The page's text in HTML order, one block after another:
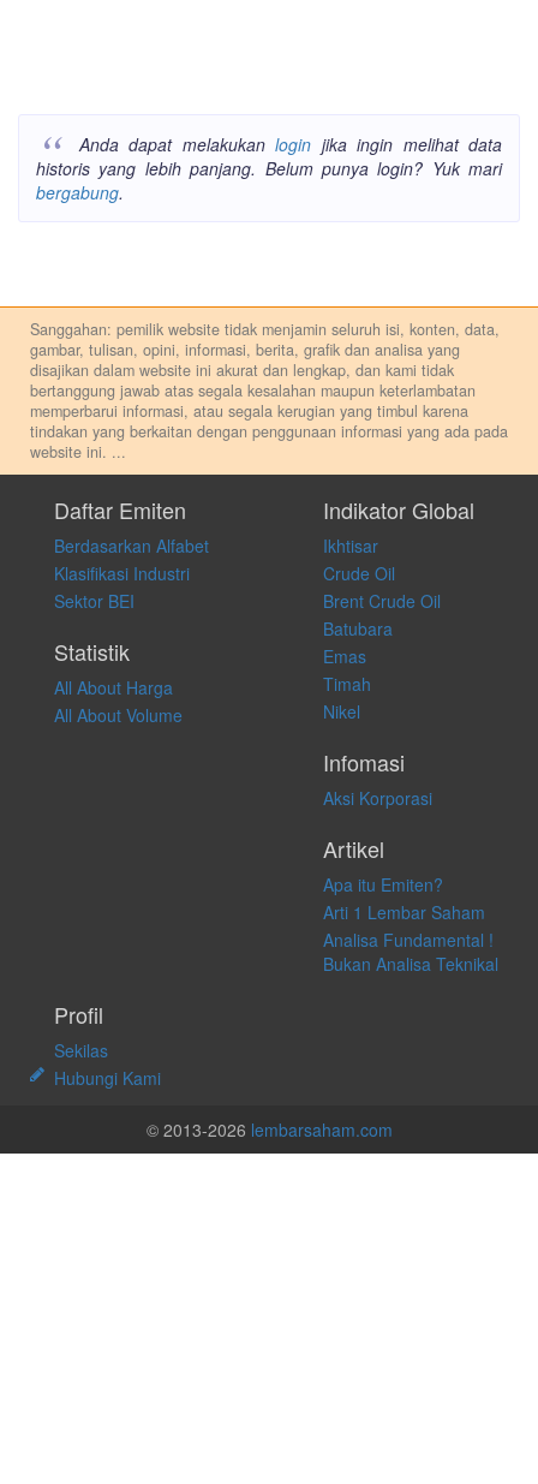
Anda dapat melakukanlogin jika ingin melihat data
historis yang lebih panjang. Belum punya login? Yuk mari
bergabung.
Sanggahan: pemilik website tidak menjamin seluruh isi, konten, data,
gambar, tulisan, opini, informasi, berita, grafik dan analisa yang
disajikan dalam website ini akurat dan lengkap, dan kami tidak
bertanggung jawab atas segala kesalahan maupun keterlambatan
memperbarui informasi, atau segala kerugian yang timbul karena
tindakan yang berkaitan dengan penggunaan informasi yang ada pada
website ini. ...
pribadi. Kami tidak memberi anjuran, saran, rekomendasi untuk
membeli, menjual atau melakukan aktivitas lain yang terkait dengan
transaksi perdagangan apapun, dan kami tidak bertanggung jawab
atas keputusan investasi yang dilakukan dalam kondisi dan situasi
apapun juga, yang diakibatkan secara langsung maupun tidak
langsung atas konten pada website ini.
Daftar Emiten
Berdasarkan Alfabet
Klasifikasi Industri
Sektor BEI
Statistik
All About Harga
All About Volume
Indikator Global
Ikhtisar
Crude Oil
Brent Crude Oil
Batubara
Emas
Timah
Nikel
Infomasi
Aksi Korporasi
Artikel
Apa itu Emiten?
Arti 1 Lembar Saham
Analisa Fundamental !
Bukan Analisa Teknikal
Profil
Sekilas
Hubungi Kami
© 2013-2026 lembarsaham.com